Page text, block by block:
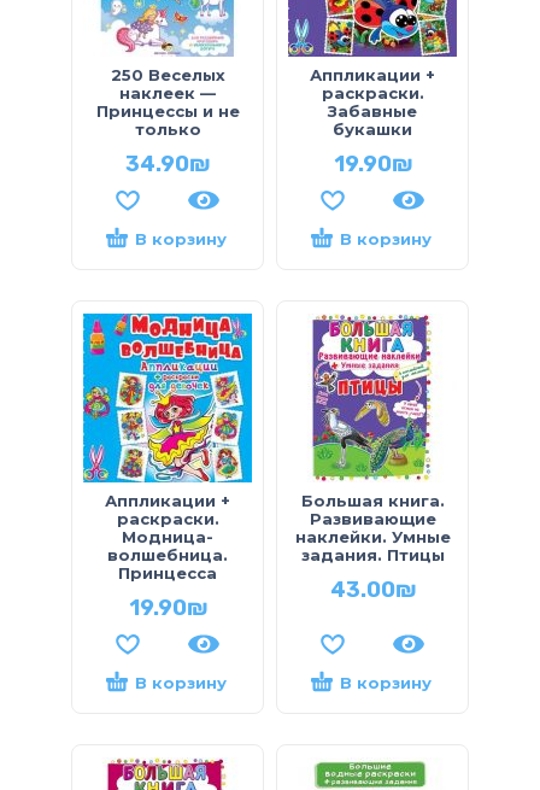
250 Веселых
наклеек —
Принцессы и не
только
34.90₪
В корзину
Аппликации +
раскраски.
Забавные
букашки
19.90₪
В корзину
Аппликации +
раскраски.
Модница-
волшебница.
Принцесса
19.90₪
В корзину
Большая книга.
Развивающие
наклейки. Умные
задания. Птицы
43.00₪
В корзину